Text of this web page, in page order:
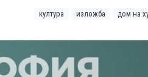
култура изложба дом на